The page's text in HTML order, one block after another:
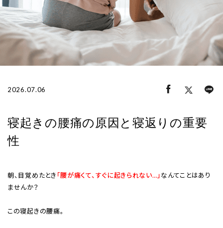
2026.07.06
寝起きの腰痛の原因と寝返りの重要
性
朝、目覚めたとき 「腰が痛くて、すぐに起きられない…」なんてことはあり
ませんか？
この寝起きの腰痛。